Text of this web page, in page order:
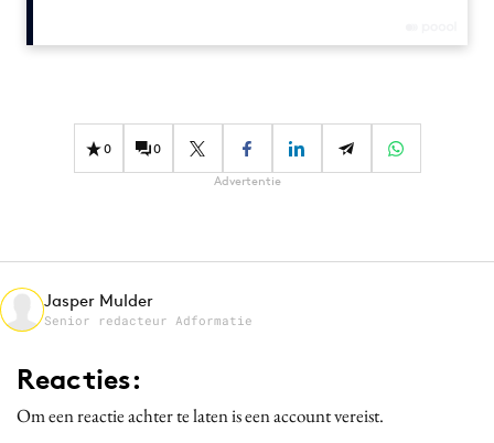
Influencer marketing
Merkstrategie
PR
Programmatic
Reputatie & crisis
0 0
Advertentie
Jasper Mulder
Senior redacteur Adformatie
Reacties:
Om een reactie achter te laten is een account vereist.